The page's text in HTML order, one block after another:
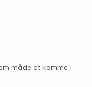
måde at komme i